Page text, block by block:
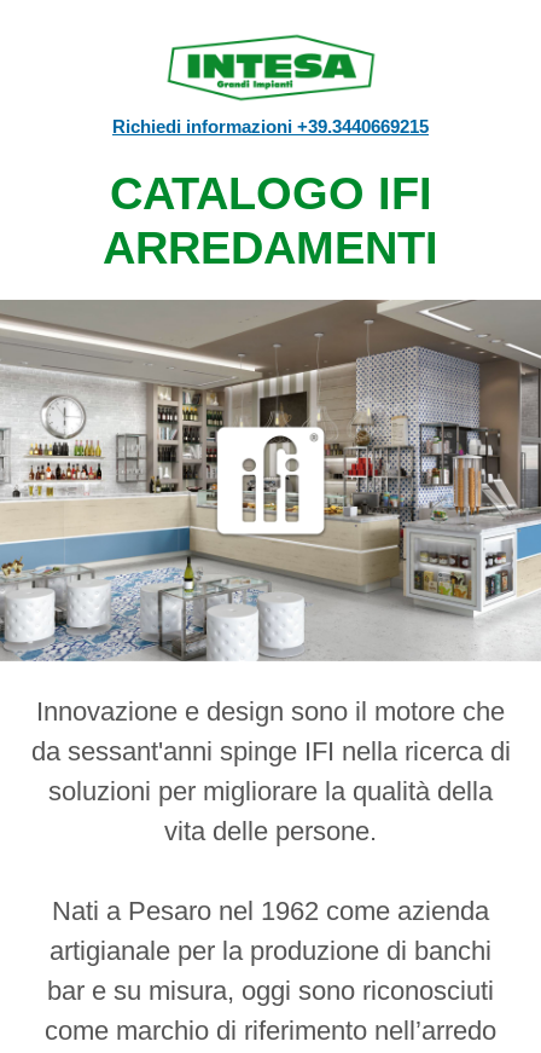
Richiedi informazioni +39.3440669215
CATALOGO IFI
ARREDAMENTI
Innovazione e design sono il motore che
da sessant'anni spinge IFI nella ricerca di
soluzioni per migliorare la qualità della
vita delle persone.
Nati a Pesaro nel 1962 come azienda
artigianale per la produzione di banchi
bar e su misura, oggi sono riconosciuti
come marchio di riferimento nell’arredo